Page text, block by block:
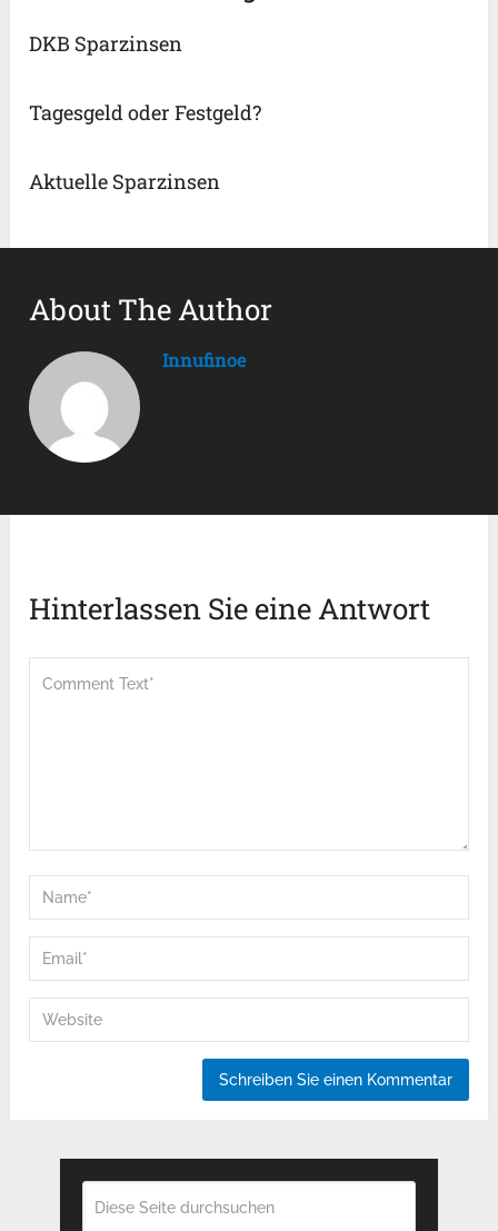
DKB Sparzinsen
Tagesgeld oder Festgeld?
Aktuelle Sparzinsen
About The Author
Innufinoe
Hinterlassen Sie eine Antwort